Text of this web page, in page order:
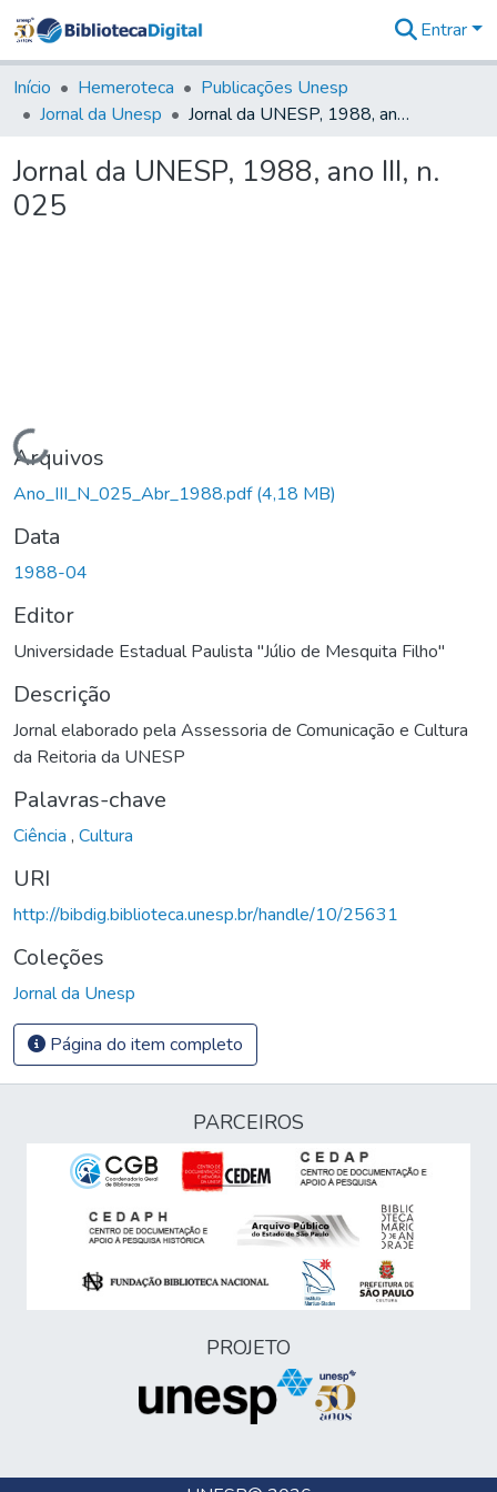
&
Coleções
Tudo na
Digital
Entrar
Início Hemeroteca
Publicações Unesp
Jornal da Unesp
Jornal da UNESP, 1988, ano III, n. 025
Jornal da UNESP, 1988, ano III, n.
025
Carregando...
Arquivos
Ano_III_N_025_Abr_1988.pdf(4,18 MB)
Data
1988-04
Editor
Universidade Estadual Paulista "Júlio de Mesquita Filho"
Descrição
Jornal elaborado pela Assessoria de Comunicação e Cultura
da Reitoria da UNESP
Palavras-chave
Ciência , Cultura
URI
http://bibdig.biblioteca.unesp.br/handle/10/25631
Coleções
Jornal da Unesp
Página do item completo
PARCEIROS
PROJETO